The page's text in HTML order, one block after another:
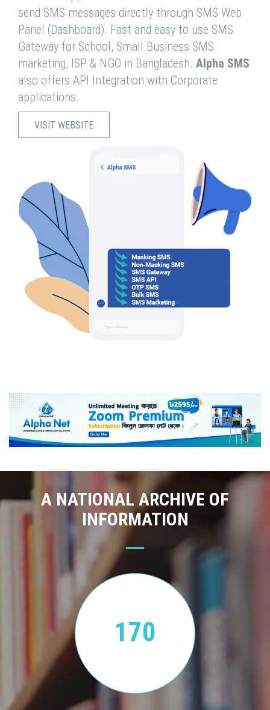
send SMS messages directly through SMS Web
Panel (Dashboard). Fast and easy to use SMS
Gateway for School, Small Business SMS
marketing, ISP & NGO in Bangladesh. Alpha SMS
also offers API Integration with Corporate
applications.
VISIT WEBSITE
A NATIONAL ARCHIVE OF
INFORMATION
170